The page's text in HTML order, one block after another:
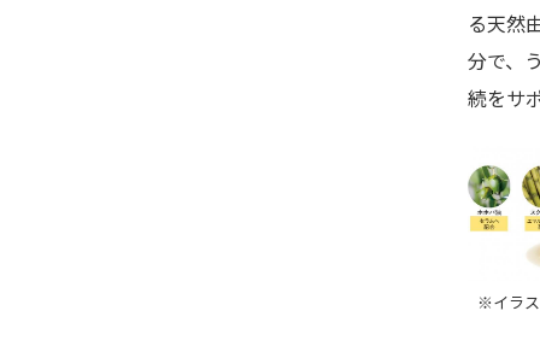
る天然
分で、
続をサ
※イラ